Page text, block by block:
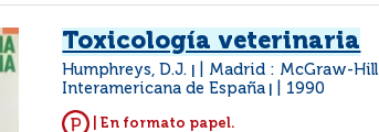
Toxicología veterinaria
Humphreys, D.J.
Madrid : McGraw-Hill
Interamericana de España
1990
| En formato papel.